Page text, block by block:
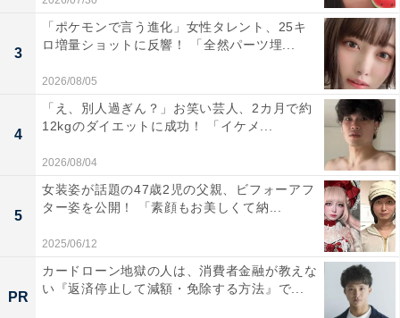
3
「ポケモンで言う進化」女性タレント、25キ
ロ増量ショットに反響！ 「全然パーツ埋...
2026/08/05
4
「え、別人過ぎん？」お笑い芸人、2カ月で約
12kgのダイエットに成功！ 「イケメ...
2026/08/04
5
女装姿が話題の47歳2児の父親、ビフォーアフ
ター姿を公開！ 「素顔もお美しくて納...
2025/06/12
PR
カードローン地獄の人は、消費者金融が教えな
い『返済停止して減額・免除する方法』で...